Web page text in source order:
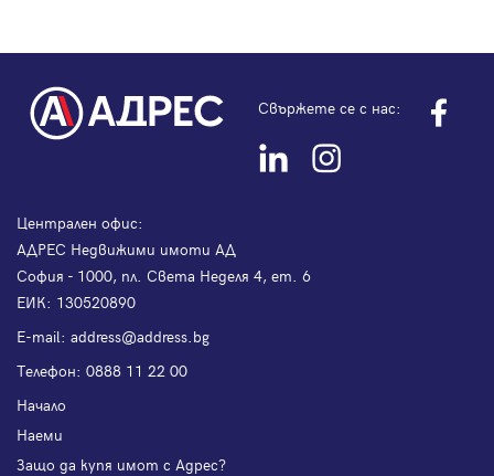
Свържете се с нас:
Централен офис:
АДРЕС Недвижими имоти АД
София - 1000, пл. Света Неделя 4, ет. 6
ЕИК: 130520890
Е-mail: address@address.bg
Телефон: 0888 11 22 00
Начало
Наеми
Защо да купя имот с Адрес?